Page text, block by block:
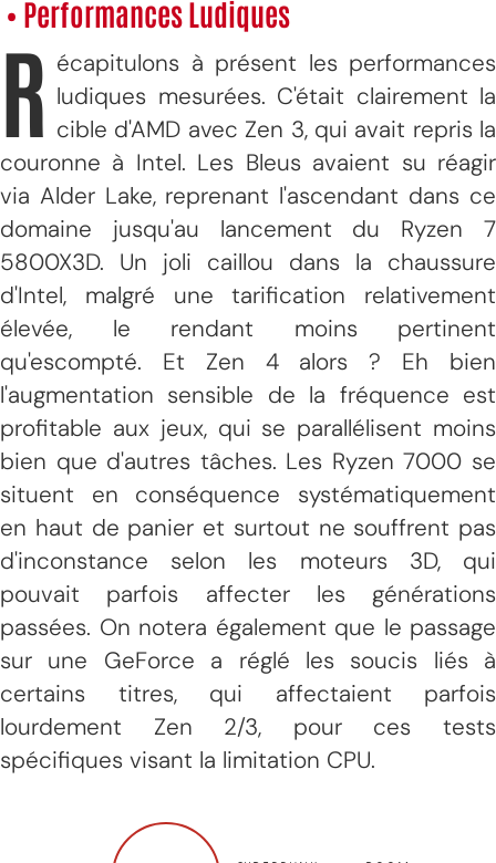
• Performances Ludiques
R écapitulons à présent les performances
ludiques mesurées. C'était clairement la
cible d'AMD avec Zen 3, qui avait repris la
couronne à Intel. Les Bleus avaient su réagir
via Alder Lake, reprenant l'ascendant dans ce
domaine jusqu'au lancement du Ryzen 7
5800X3D. Un joli caillou dans la chaussure
d'Intel, malgré une tarification relativement
élevée, le rendant moins pertinent
qu'escompté. Et Zen 4 alors ? Eh bien
l'augmentation sensible de la fréquence est
profitable aux jeux, qui se parallélisent moins
bien que d'autres tâches. Les Ryzen 7000 se
situent en conséquence systématiquement
en haut de panier et surtout ne souffrent pas
d'inconstance selon les moteurs 3D, qui
pouvait parfois affecter les générations
passées. On notera également que le passage
sur une GeForce a réglé les soucis liés à
certains titres, qui affectaient parfois
lourdement Zen 2/3, pour ces tests
spécifiques visant la limitation CPU.